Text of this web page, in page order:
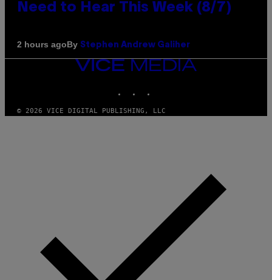
Need to Hear This Week (8/7)
2 hours agoBy Stephen Andrew Galiher
VICE
MEDIA
© 2026 VICE DIGITAL PUBLISHING, LLC